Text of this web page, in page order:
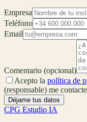
Empresa
Teléfono
Email
Comentario (opcional)
Acepto la política de
(responsable) me
Déjame tus datos
CPG Estudio IA